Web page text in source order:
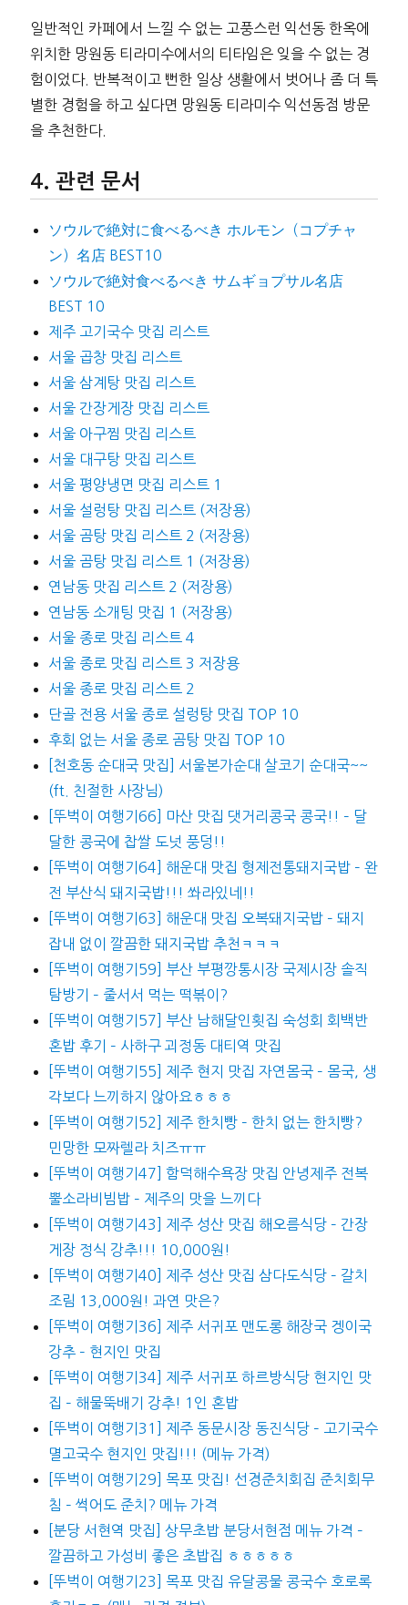
일반적인 카페에서 느낄 수 없는 고풍스런 익선동 한옥에
위치한 망원동 티라미수에서의 티타임은 잊을 수 없는 경
험이었다. 반복적이고 뻔한 일상 생활에서 벗어나 좀 더 특
별한 경험을 하고 싶다면 망원동 티라미수 익선동점 방문
을 추천한다.
관련 문서
ソウルで絶対に食べるべき ホルモン（コプチャ
ン）名店 BEST10
ソウルで絶対食べるべき サムギョプサル名店
BEST 10
제주 고기국수 맛집 리스트
서울 곱창 맛집 리스트
서울 삼계탕 맛집 리스트
서울 간장게장 맛집 리스트
서울 아구찜 맛집 리스트
서울 대구탕 맛집 리스트
서울 평양냉면 맛집 리스트 1
서울 설렁탕 맛집 리스트 (저장용)
서울 곰탕 맛집 리스트 2 (저장용)
서울 곰탕 맛집 리스트 1 (저장용)
연남동 맛집 리스트 2 (저장용)
연남동 소개팅 맛집 1 (저장용)
서울 종로 맛집 리스트 4
서울 종로 맛집 리스트 3 저장용
서울 종로 맛집 리스트 2
단골 전용 서울 종로 설렁탕 맛집 TOP 10
후회 없는 서울 종로 곰탕 맛집 TOP 10
[천호동 순대국 맛집] 서울본가순대 살코기 순대국~~
(ft. 친절한 사장님)
[뚜벅이 여행기66] 마산 맛집 댓거리콩국 콩국!! – 달
달한 콩국에 찹쌀 도넛 풍덩!!
[뚜벅이 여행기64] 해운대 맛집 형제전통돼지국밥 – 완
전 부산식 돼지국밥!!! 쏴라있네!!
[뚜벅이 여행기63] 해운대 맛집 오복돼지국밥 – 돼지
잡내 없이 깔끔한 돼지국밥 추천ㅋㅋㅋ
[뚜벅이 여행기59] 부산 부평깡통시장 국제시장 솔직
탐방기 – 줄서서 먹는 떡볶이?
[뚜벅이 여행기57] 부산 남해달인횟집 숙성회 회백반
혼밥 후기 – 사하구 괴정동 대티역 맛집
[뚜벅이 여행기55] 제주 현지 맛집 자연몸국 – 몸국, 생
각보다 느끼하지 않아요ㅎㅎㅎ
[뚜벅이 여행기52] 제주 한치빵 – 한치 없는 한치빵?
민망한 모짜렐라 치즈ㅠㅠ
[뚜벅이 여행기47] 함덕해수욕장 맛집 안녕제주 전복
뿔소라비빔밥 – 제주의 맛을 느끼다
[뚜벅이 여행기43] 제주 성산 맛집 해오름식당 – 간장
게장 정식 강추!!! 10,000원!
[뚜벅이 여행기40] 제주 성산 맛집 삼다도식당 – 갈치
조림 13,000원! 과연 맛은?
[뚜벅이 여행기36] 제주 서귀포 맨도롱 해장국 겡이국
강추 – 현지인 맛집
[뚜벅이 여행기34] 제주 서귀포 하르방식당 현지인 맛
집 – 해물뚝배기 강추! 1인 혼밥
[뚜벅이 여행기31] 제주 동문시장 동진식당 – 고기국수
멸고국수 현지인 맛집!!! (메뉴 가격)
[뚜벅이 여행기29] 목포 맛집! 선경준치회집 준치회무
침 – 썩어도 준치? 메뉴 가격
[분당 서현역 맛집] 상무초밥 분당서현점 메뉴 가격 –
깔끔하고 가성비 좋은 초밥집 ㅎㅎㅎㅎㅎ
[뚜벅이 여행기23] 목포 맛집 유달콩물 콩국수 호로록